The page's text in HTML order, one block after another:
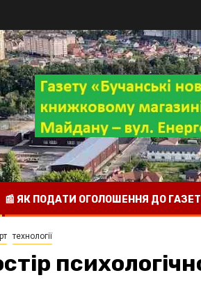
📰 ЯК ПОДАТИ ОГОЛОШЕННЯ ДО
технології